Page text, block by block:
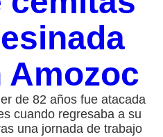
Amozoc
de 82 años fue atacada
cuando regresaba a su
una jornada de trabajo